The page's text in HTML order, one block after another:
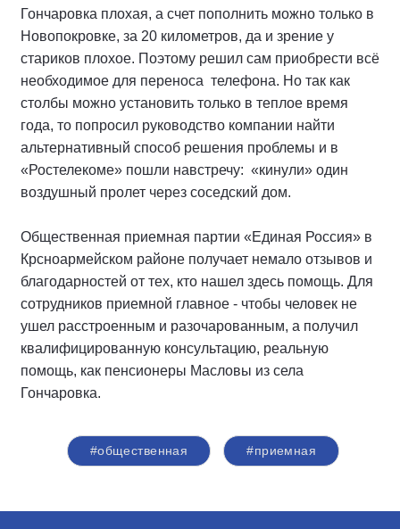
Гончаровка плохая, а счет пополнить можно только в
Новопокровке, за 20 километров, да и зрение у
стариков плохое. Поэтому решил сам приобрести всё
необходимое для переноса телефона. Но так как
столбы можно установить только в теплое время
года, то попросил руководство компании найти
альтернативный способ решения проблемы и в
«Ростелекоме» пошли навстречу: «кинули» один
воздушный пролет через соседский дом.
Общественная приемная партии «Единая Россия» в
Крсноармейском районе получает немало отзывов и
благодарностей от тех, кто нашел здесь помощь. Для
сотрудников приемной главное - чтобы человек не
ушел расстроенным и разочарованным, а получил
квалифицированную консультацию, реальную
помощь, как пенсионеры Масловы из села
Гончаровка.
#общественная #приемная